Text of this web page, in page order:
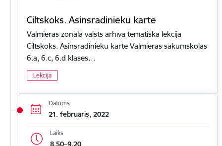
Ciltskoks. Asinsradinieku karte
Valmieras zonālā valsts arhīva tematiska lekcija
Ciltskoks. Asinsradinieku karte Valmieras sākumskolas
6.a, 6.c, 6.d klases…
Lekcija
Datums
21. februāris, 2022
Laiks
8.50–9.20